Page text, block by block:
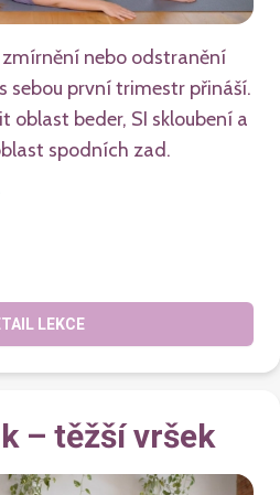
zmírnění nebo odstranění
sebou první trimestr přináší.
oblast beder, SI skloubení a
spodních zad.
LEKCE
– těžší vršek